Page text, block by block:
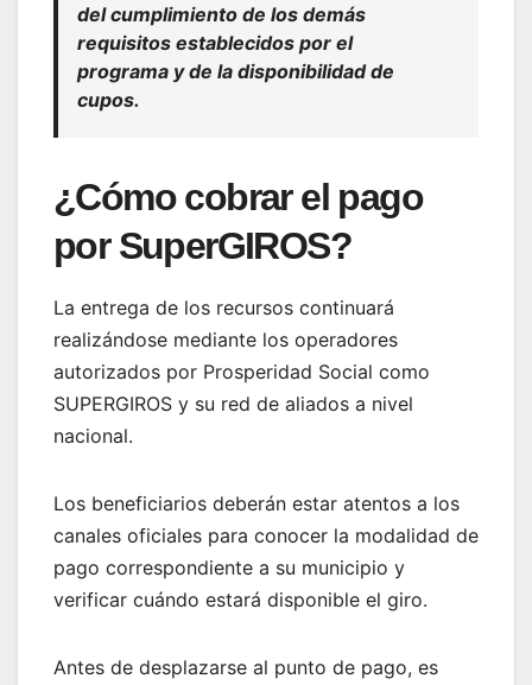
del cumplimiento de los demás
requisitos establecidos por el
programa y de la disponibilidad de
cupos.
¿Cómo cobrar el pago
por SuperGIROS?
La entrega de los recursos continuará
realizándose mediante los operadores
autorizados por Prosperidad Social como
SUPERGIROS y su red de aliados a nivel
nacional.
Los beneficiarios deberán estar atentos a los
canales oficiales para conocer la modalidad de
pago correspondiente a su municipio y
verificar cuándo estará disponible el giro.
Antes de desplazarse al punto de pago, es